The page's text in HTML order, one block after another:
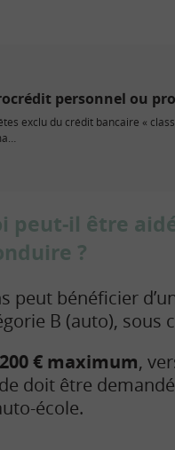
personnel ou
exclu du crédit bancaire «
peut-il être
?
peut bénéficier
B (auto), sous
€ maximum,
doit être
école.